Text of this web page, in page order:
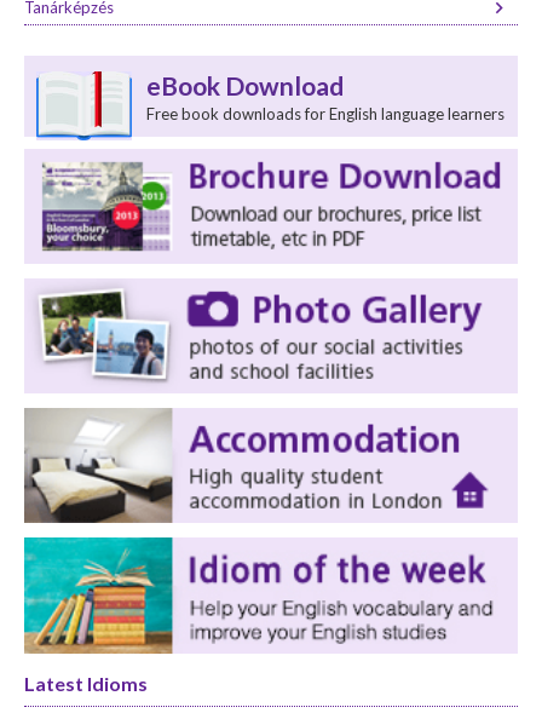
Tanárképzés
eBook Download
Free book downloads for English language learners
Latest Idioms